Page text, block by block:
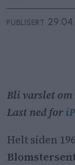
PUBLISERT
Bli varslet
Last ned for
Helt siden